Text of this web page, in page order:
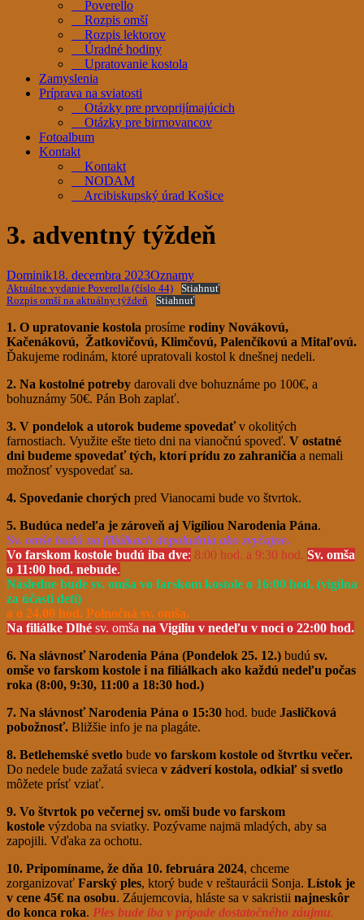
Poverello
Rozpis omší
Rozpis lektorov
Úradné hodiny
Upratovanie kostola
Zamyslenia
Príprava na sviatosti
Otázky pre prvoprijímajúcich
Otázky pre birmovancov
Fotoalbum
Kontakt
Kontakt
NODAM
Arcibiskupský úrad Košice
3. adventný týždeň
Dominik18. decembra 2023Oznamy
Aktuálne vydanie Poverella (číslo 44)
Stiahnuť
Rozpis omší na aktuálny týždeň
Stiahnuť
1. O upratovanie kostola prosíme rodiny Novákovú,
Kačenákovú, Žatkovičovú, Klimčovú, Palenčíkovú a Mitaľovú.
Ďakujeme rodinám, ktoré upratovali kostol k dnešnej nedeli.
2. Na kostolné potreby darovali dve bohuznáme po 100€, a
bohuznámy 50€. Pán Boh zaplať.
3. V pondelok a utorok budeme spovedaťv okolitých
farnostiach. Využite ešte tieto dni na vianočnú spoveď. V ostatné
dni budeme spovedať tých, ktorí prídu zo zahraničia a nemali
možnosť vyspovedať sa.
4. Spovedanie chorých pred Vianocami bude vo štvrtok.
5. Budúca nedeľa je zároveň aj Vigíliou Narodenia Pána.
Sv. omše budú na filiálkach dopoludnia ako zvyčajne.
Vo farskom kostole budú iba dve: 8:00 hod. a 9:30 hod. Sv. omša
o 11:00 hod. nebude.
Následne bude sv. omša vo farskom kostole o 16:00 hod. (vigílna
za účasti detí)
a o 24.00 hod. Polnočná sv. omša.
Na filiálke Dlhé sv. omša na Vigíliu v nedeľu v noci o 22:00 hod.
6. Na slávnosť Narodenia Pána (Pondelok 25. 12.) budú sv.
omše vo farskom kostole i na filiálkach ako každú nedeľu počas
roka (8:00, 9:30, 11:00 a 18:30 hod.)
7. Na slávnosť Narodenia Pána o 15:30 hod. bude Jasličková
pobožnosť. Bližšie info je na plagáte.
8. Betlehemské svetlo bude vo farskom kostole od štvrtku večer.
Do nedele bude zažatá svieca v zádverí kostola, odkiaľ si svetlo
môžete prísť vziať.
9. Vo štvrtok po večernej sv. omši bude vo farskom
kostole výzdoba na sviatky. Pozývame najmä mladých, aby sa
zapojili. Vďaka za ochotu.
10. Pripomíname, že dňa 10. februára 2024, chceme
zorganizovať Farský ples, ktorý bude v reštaurácii Sonja. Lístok je
v cene 45€ na osobu. Záujemcovia, hláste sa v sakristii najneskôr
do konca roka. Ples bude iba v prípade dostatočného záujmu.